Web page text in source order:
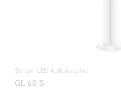
Sensor-LED-Außenleuchte
GL 60 S